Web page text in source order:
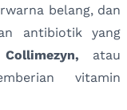
belang, dan
antibiotik yang
atau
vitamin